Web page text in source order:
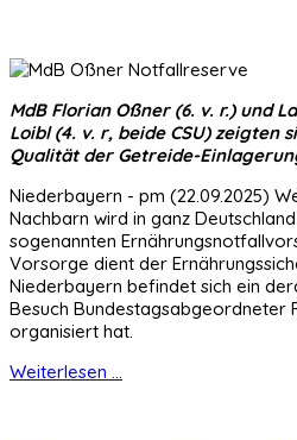
MdB Florian Oßner (6. v. r.) und
Loibl (4. v. r, beide CSU) zeigten
Qualität der Getreide-
Niederbayern - pm (22.09.2025)
Nachbarn wird in ganz
sogenannten
Vorsorge dient der
Niederbayern befindet sich ein
Besuch Bundestagsabgeordneter
organisiert hat.
Weiterlesen ...